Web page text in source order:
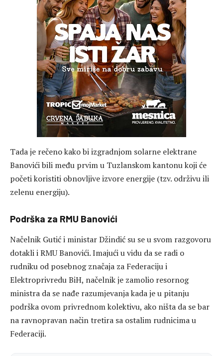
Tada je rečeno kako bi izgradnjom solarne elektrane
Banovići bili među prvim u Tuzlanskom kantonu koji će
početi koristiti obnovljive izvore energije (tzv. održivu ili
zelenu energiju).
Podrška za RMU Banovići
Načelnik Gutić i ministar Džindić su se u svom razgovoru
dotakli i RMU Banovići. Imajući u vidu da se radi o
rudniku od posebnog značaja za Federaciju i
Elektroprivredu BiH, načelnik je zamolio resornog
ministra da se nađe razumjevanja kada je u pitanju
podrška ovom privrednom kolektivu, ako ništa da se bar
na ravnopravan način tretira sa ostalim rudnicima u
Federaciji.